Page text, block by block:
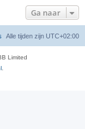
Ga naar
Alle tijden zijn UTC+02:00
Limited